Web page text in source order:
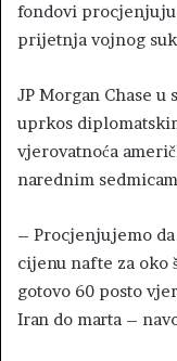
fondovi procjenjuju
prijetnja vojnog
JP Morgan Chase
uprkos
vjerovatnoća
narednim
– Procjenjujemo
cijenu nafte za oko
gotovo 60 posto
Iran do marta –